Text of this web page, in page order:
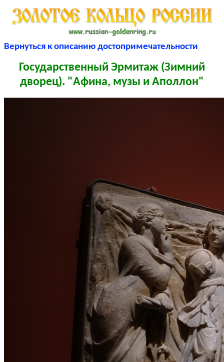
Вернуться к описанию достопримечательности
Государственный Эрмитаж (Зимний
дворец). "Афина, музы и Аполлон"